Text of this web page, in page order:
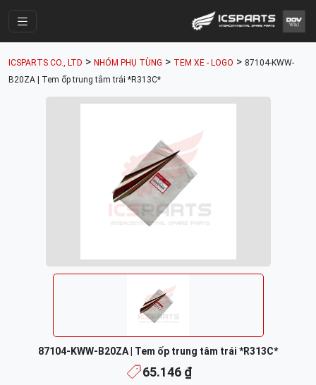
Cửa Hàng
Parts Catalogue
Nhóm Phụ Tùng
Tài khoản
ICSPARTS CO., LTD > NHÓM PHỤ TÙNG > TEM XE - LOGO > 87104-KWW-
B20ZA | Tem ốp trung tâm trái *R313C*
87104-KWW-B20ZA | Tem ốp trung tâm trái *R313C*
65.146 ₫